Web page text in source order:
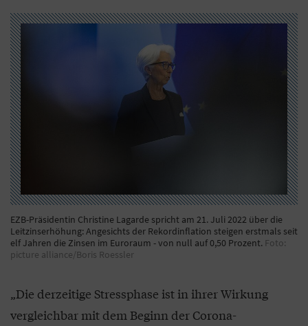
EZB-Präsidentin Christine Lagarde spricht am 21. Juli 2022 über die
Leitzinserhöhung: Angesichts der Rekordinflation steigen erstmals seit
elf Jahren die Zinsen im Euroraum - von null auf 0,50 Prozent. Foto:
picture alliance/Boris Roessler
„Die derzeitige Stressphase ist in ihrer Wirkung
vergleichbar mit dem Beginn der Corona-